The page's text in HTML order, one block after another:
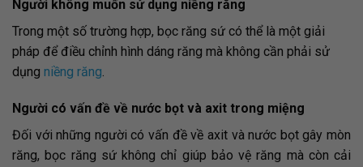
Người không muốn sử dụng niềng răng
Trong một số trường hợp, bọc răng sứ có thể là một giải
pháp để điều chỉnh hình dáng răng mà không cần phải sử
dụng niềng răng
Người có vấn đề về nước bọt và axit trong miệng
Đối với những người có vấn đề về axit và nước bọt gây mòn
răng, bọc răng sứ không chỉ giúp bảo vệ răng mà còn cải